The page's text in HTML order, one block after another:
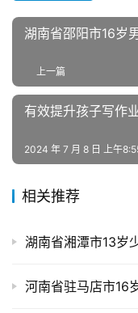
叛
题
湖南省邵阳市16岁
上一篇
有效提升孩子写作
2024 年 7 月 8 日 上午
相关推荐
湖南省湘潭市13岁
河南省驻马店市16